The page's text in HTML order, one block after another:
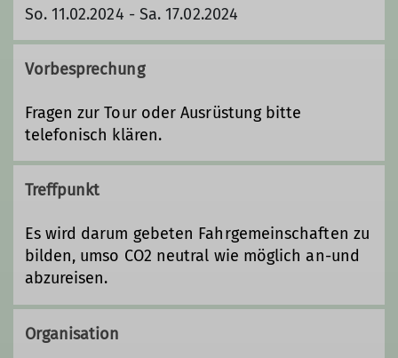
So. 11.02.2024 - Sa. 17.02.2024
Vorbesprechung
Fragen zur Tour oder Ausrüstung bitte
telefonisch klären.
Treffpunkt
Es wird darum gebeten Fahrgemeinschaften zu
bilden, umso CO2 neutral wie möglich an-und
abzureisen.
Organisation